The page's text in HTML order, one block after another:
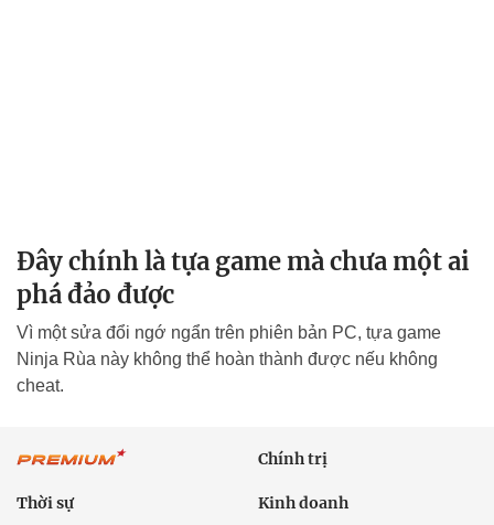
Đây chính là tựa game mà chưa một ai
phá đảo được
Vì một sửa đổi ngớ ngẩn trên phiên bản PC, tựa game
Ninja Rùa này không thể hoàn thành được nếu không
cheat.
Chính trị
Thời sự Kinh doanh